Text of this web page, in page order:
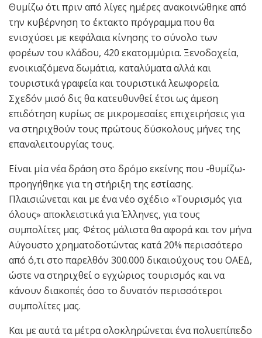
Θυμίζω ότι πριν από λίγες ημέρες ανακοινώθηκε από
την κυβέρνηση το έκτακτο πρόγραμμα που θα
ενισχύσει με κεφάλαια κίνησης το σύνολο των
φορέων του κλάδου, 420 εκατομμύρια. Ξενοδοχεία,
ενοικιαζόμενα δωμάτια, καταλύματα αλλά και
τουριστικά γραφεία και τουριστικά λεωφορεία.
Σχεδόν μισό δις θα κατευθυνθεί έτσι ως άμεση
επιδότηση κυρίως σε μικρομεσαίες επιχειρήσεις για
να στηριχθούν τους πρώτους δύσκολους μήνες της
επαναλειτουργίας τους.
Είναι μία νέα δράση στο δρόμο εκείνης που -θυμίζω-
προηγήθηκε για τη στήριξη της εστίασης.
Πλαισιώνεται και με ένα νέο σχέδιο «Τουρισμός για
όλους» αποκλειστικά για Έλληνες, για τους
συμπολίτες μας. Φέτος μάλιστα θα αφορά και τον μήνα
Αύγουστο χρηματοδοτώντας κατά 20% περισσότερο
από ό,τι στο παρελθόν 300.000 δικαιούχους του ΟΑΕΔ,
ώστε να στηριχθεί ο εγχώριος τουρισμός και να
κάνουν διακοπές όσο το δυνατόν περισσότεροι
συμπολίτες μας.
Και με αυτά τα μέτρα ολοκληρώνεται ένα πολυεπίπεδο